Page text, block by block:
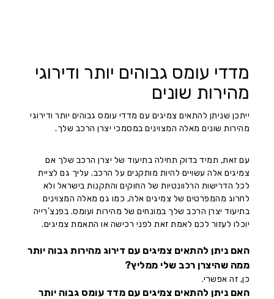
מדדי עומס גבוהים יותר ודירוגי
מהירות שונים
ייתכן שניתן להתאים צמיגים עם מדדי עומס גבוהים יותר ודירוגי
מהירות שונים מאלה המצוינים במסמכי יצרן הרכב שלך.
עם זאת, תמיד בדוק תחילה בתיעוד של יצרן הרכב שלך אם
צמיגים אלה עשויים להיות מותקנים על הרכב. עליך גם לציית
לכל הדרישות הרלוונטיות של החוקים והתקנות בישראל ולא
לחרוג מהמפרטים של צמיגים אלה, כמו גם מאלה המצוינים
בתיעוד יצרן הרכב שלך במונחים של מהירות ועומס. בפנצ'רייה
יוכלו לעזור לכם לאמת זאת לפני רכישה או התאמת צמיגים.
האם ניתן להתאים צמיגים עם דירוג מהירות גבוה יותר
ממה שהיצרן רכב שלי ממליץ?
כן, זה אפשרי.
האם ניתן להתאים צמיגים עם מדד עומס גבוה יותר